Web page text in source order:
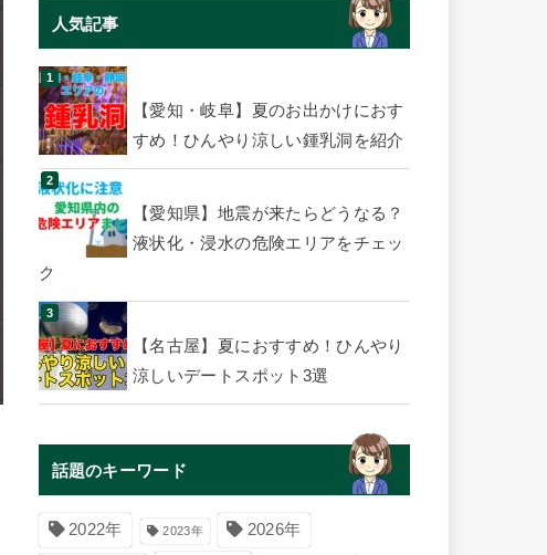
人気記事
【愛知・岐阜】夏のお出かけにおす
すめ！ひんやり涼しい鍾乳洞を紹介
【愛知県】地震が来たらどうなる？
液状化・浸水の危険エリアをチェッ
ク
【名古屋】夏におすすめ！ひんやり
涼しいデートスポット3選
話題のキーワード
2022年 2023年 2026年